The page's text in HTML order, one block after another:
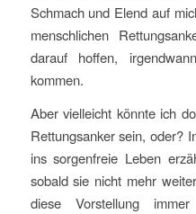
Schmach und Elend auf
menschlichen
darauf hoffen,
kommen.
Aber vielleicht könnte ich
Rettungsanker sein, oder?
ins sorgenfreie Leben
sobald sie nicht mehr
diese Vorstellung